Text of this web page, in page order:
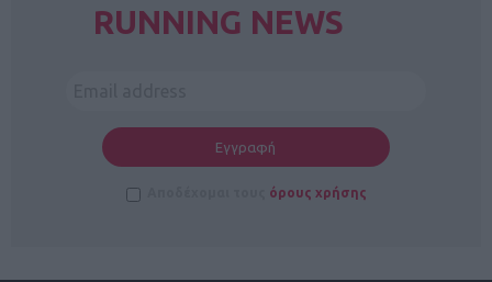
RUNNING NEWS
όρους χρήσης